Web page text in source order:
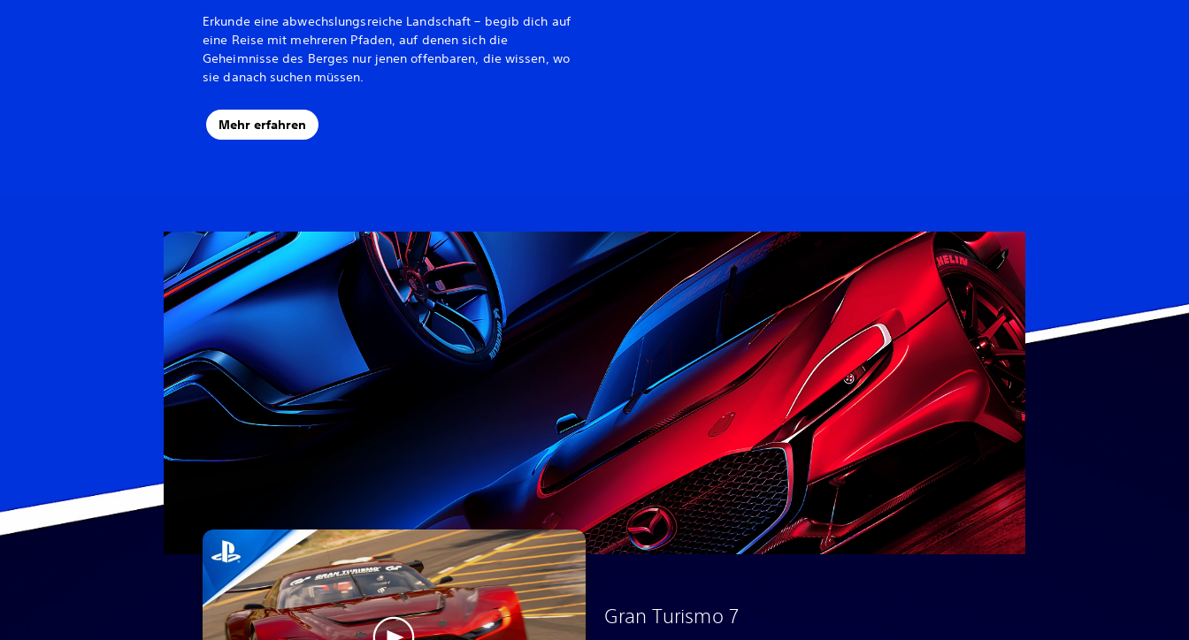
Erkunde eine abwechslungsreiche Landschaft – begib dich auf
eine Reise mit mehreren Pfaden, auf denen sich die
Geheimnisse des Berges nur jenen offenbaren, die wissen, wo
sie danach suchen müssen.
Mehr erfahren
Gran Turismo 7